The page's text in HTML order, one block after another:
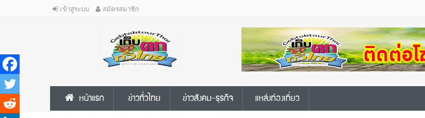
เข้าสู่ระบบ สมัครสมาชิก
หน้าแรก ข่าวทั่วไทย ข่าวสังคม-ธุรกิจ แหล่งท่องเที่ยว